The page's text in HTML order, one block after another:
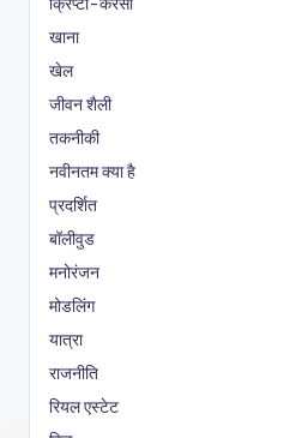
खाना
खेल
जीवन शैली
तकनीकी
नवीनतम क्या है
प्रदर्शित
बॉलीवुड
मनोरंजन
मोडलिंग
यात्रा
राजनीति
रियल एस्टेट